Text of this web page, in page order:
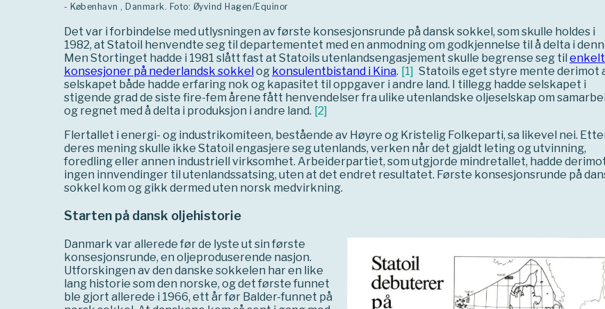
- København , Danmark. Foto: Øyvind Hagen/Equinor
Det var i forbindelse med utlysningen av første konsesjonsrunde på dansk sokkel, som skulle holdes i
1982, at Statoil henvendte seg til departementet med en anmodning om godkjennelse til å delta i
Men Stortinget hadde i 1981 slått fast at Statoils utenlandsengasjement skulle begrense seg til
konsesjoner på nederlandsk sokkel og konsulentbistand i Kina. [1] Statoils eget styre mente derimot
selskapet både hadde erfaring nok og kapasitet til oppgaver i andre land. I tillegg hadde selskapet i
stigende grad de siste fire-fem årene fått henvendelser fra ulike utenlandske oljeselskap om
og regnet med å delta i produksjon i andre land. [2]
Flertallet i energi- og industrikomiteen, bestående av Høyre og Kristelig Folkeparti, sa likevel nei.
deres mening skulle ikke Statoil engasjere seg utenlands, verken når det gjaldt leting og utvinning,
foredling eller annen industriell virksomhet. Arbeiderpartiet, som utgjorde mindretallet, hadde
ingen innvendinger til utenlandssatsing, uten at det endret resultatet. Første konsesjonsrunde på
sokkel kom og gikk dermed uten norsk medvirkning.
Starten på dansk oljehistorie
Danmark var allerede før de lyste ut sin første
konsesjonsrunde, en oljeproduserende nasjon.
Utforskingen av den danske sokkelen har en like
lang historie som den norske, og det første funnet
ble gjort allerede i 1966, ett år før Balder-funnet på